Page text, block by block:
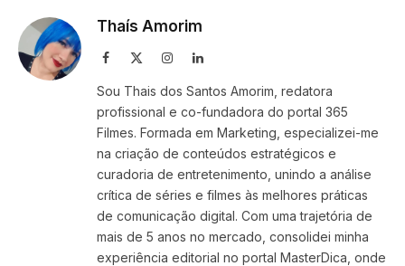
Thaís Amorim
Facebook InstagramLinkedIn
Sou Thais dos Santos Amorim, redatora
profissional e co-fundadora do portal 365
Filmes. Formada em Marketing, especializei-me
na criação de conteúdos estratégicos e
curadoria de entretenimento, unindo a análise
crítica de séries e filmes às melhores práticas
de comunicação digital. Com uma trajetória de
mais de 5 anos no mercado, consolidei minha
experiência editorial no portal MasterDica, onde